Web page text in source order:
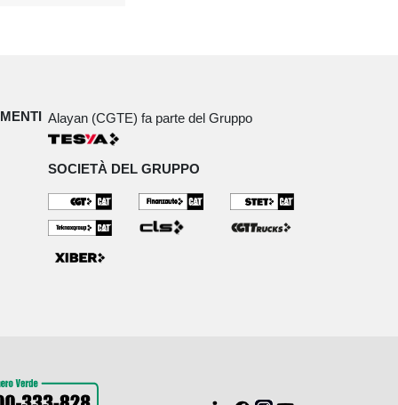
Alayan (CGTE) fa parte del Gruppo
SOCIETÀ DEL GRUPPO